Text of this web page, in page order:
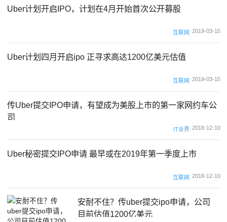
Uber计划开启IPO，计划在4月开始首次公开募股
互联网 2019-03-15
Uber计划四月开启ipo 正寻求高达1200亿美元估值
互联网 2019-03-15
传Uber提交IPO申请，有望成为美股上市的第一家网约车公
司
IT业界 2018-12-10
Uber秘密提交IPO申请 最早或在2019年第一季度上市
互联网 2018-12-10
安耐不住？传uber提交ipo申请，公司
目前估值1200亿美元